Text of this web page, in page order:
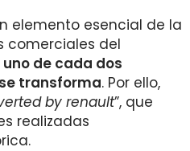
elemento esencial de la
comerciales del
uno de cada dos
transforma. Por ello,
by renault”, que
realizadas